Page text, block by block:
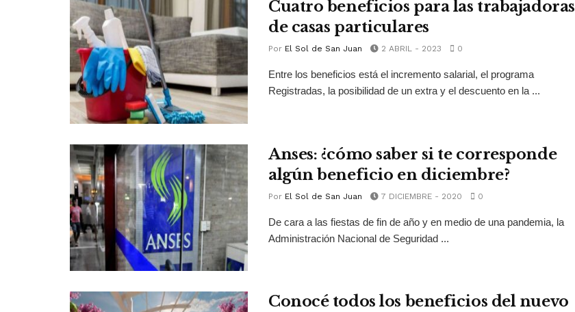
Cuatro beneficios para las trabajadoras
de casas particulares
Por El Sol de San Juan 2 ABRIL - 2023 0
Entre los beneficios está el incremento salarial, el programa
Registradas, la posibilidad de un extra y el descuento en la ...
Anses: ¿cómo saber si te corresponde
algún beneficio en diciembre?
Por El Sol de San Juan 7 DICIEMBRE - 2020 0
De cara a las fiestas de fin de año y en medio de una pandemia, la
Administración Nacional de Seguridad ...
Conocé todos los beneficios del nuevo